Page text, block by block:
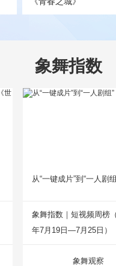
象舞指数
从“一键成片”到“一人剧
象舞指数｜短视频周榜
年7月19日—7月25日）
象舞观察